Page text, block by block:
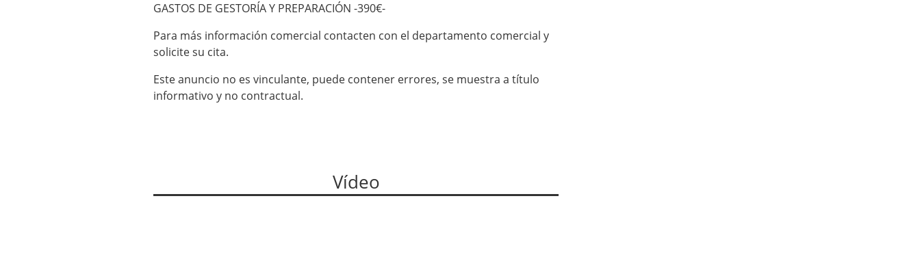
GASTOS DE GESTORÍA Y PREPARACIÓN -390€-
Para más información comercial contacten con el departamento comercial y
solicite su cita.
Este anuncio no es vinculante, puede contener errores, se muestra a título
informativo y no contractual.
Vídeo